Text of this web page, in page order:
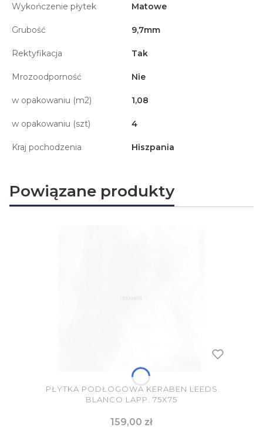
Wykończenie płytek Matowe
Grubość 9,7mm
Rektyfikacja Tak
Mrozoodporność Nie
w opakowaniu (m2) 1,08
w opakowaniu (szt) 4
Kraj pochodzenia Hiszpania
Powiązane produkty
PŁYTKA PODŁOGOWA KERABEN LEEDS
BLANCO LAPP. 75X75
Cena
159,00 zł